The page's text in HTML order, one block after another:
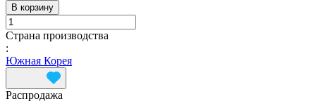
В корзину
Страна производства
:
Южная Корея
Распродажа